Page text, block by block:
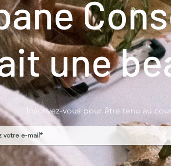
une
Inscrivez-vous pour être tenu au